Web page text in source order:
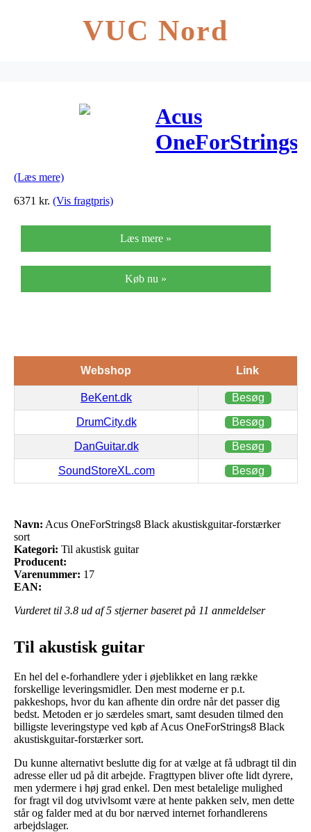
VUC Nord
Acus
OneForStrings8
forstærker
sort
(Læs mere)
6371 kr. (Vis fragtpris)
Læs mere »
Køb nu »
Webshop Link
BeKent.dk Besøg
DrumCity.dk Besøg
DanGuitar.dk Besøg
SoundStoreXL.com Besøg
Navn: Acus OneForStrings8 Black akustiskguitar-forstærker
sort
Kategori: Til akustisk guitar
Producent:
Varenummer: 17
EAN:
Vurderet til 3.8 ud af 5 stjerner baseret på 11 anmeldelser
Til akustisk guitar
En hel del e-forhandlere yder i øjeblikket en lang række
forskellige leveringsmidler. Den mest moderne er p.t.
pakkeshops, hvor du kan afhente din ordre når det passer dig
bedst. Metoden er jo særdeles smart, samt desuden tilmed den
billigste leveringstype ved køb af Acus OneForStrings8 Black
akustiskguitar-forstærker sort.
Du kunne alternativt beslutte dig for at vælge at få udbragt til din
adresse eller ud på dit arbejde. Fragttypen bliver ofte lidt dyrere,
men ydermere i høj grad enkel. Den mest betalelige mulighed
for fragt vil dog utvivlsomt være at hente pakken selv, men dette
står og falder med at du bor nærved internet forhandlerens
arbejdslager.